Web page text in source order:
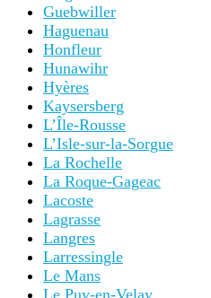
Guebwiller
Haguenau
Honfleur
Hunawihr
Hyères
Kaysersberg
L’Île-Rousse
L’Isle-sur-la-Sorgue
La Rochelle
La Roque-Gageac
Lacoste
Lagrasse
Langres
Larressingle
Le Mans
Le Puy-en-Velay